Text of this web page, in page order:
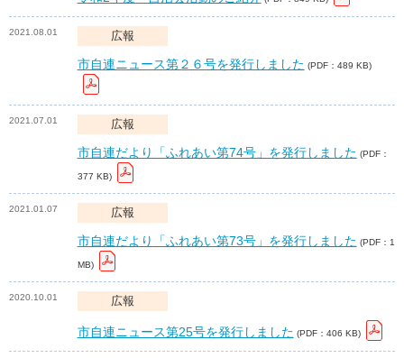
2021.08.01 広報
市自連ニュース第２６号を発行しました (PDF：489 KB)
2021.07.01 広報
市自連だより「ふれあい第74号」を発行しました (PDF：
377 KB)
2021.01.07 広報
市自連だより「ふれあい第73号」を発行しました (PDF：1
MB)
2020.10.01 広報
市自連ニュース第25号を発行しました (PDF：406 KB)